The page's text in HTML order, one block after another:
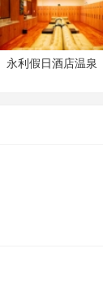
永利假日酒店温泉